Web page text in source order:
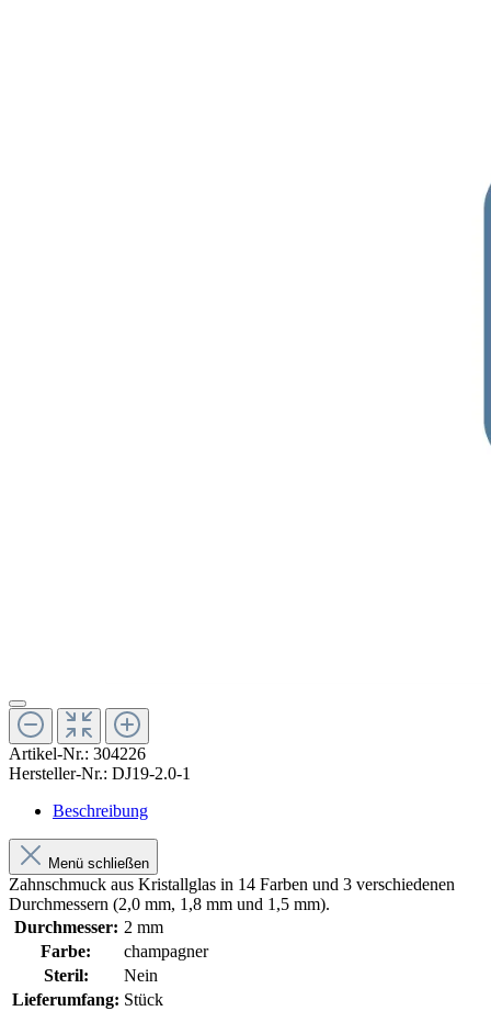
Artikel-Nr.: 304226
Hersteller-Nr.: DJ19-2.0-1
Beschreibung
Menü schließen
Zahnschmuck aus Kristallglas in 14 Farben und 3 verschiedenen
Durchmessern (2,0 mm, 1,8 mm und 1,5 mm).
Durchmesser: 2 mm
Farbe:
champagner
Steril:
Nein
Lieferumfang: Stück